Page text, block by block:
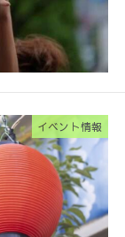
イベント情報